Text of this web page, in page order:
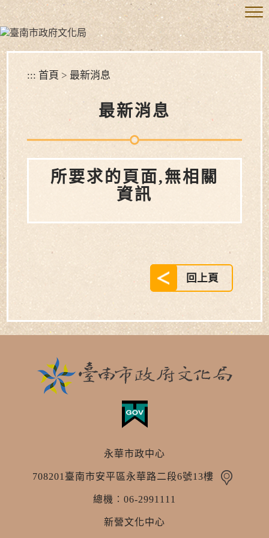
跳
到
主
要
內
容
塊
::: 首頁 > 最新消息
最新消息
所要求的頁面,無相關
資訊
回上頁
永華市政中心
708201臺南市安平區永華路二段6號13樓
總機︰06-2991111
新營文化中心